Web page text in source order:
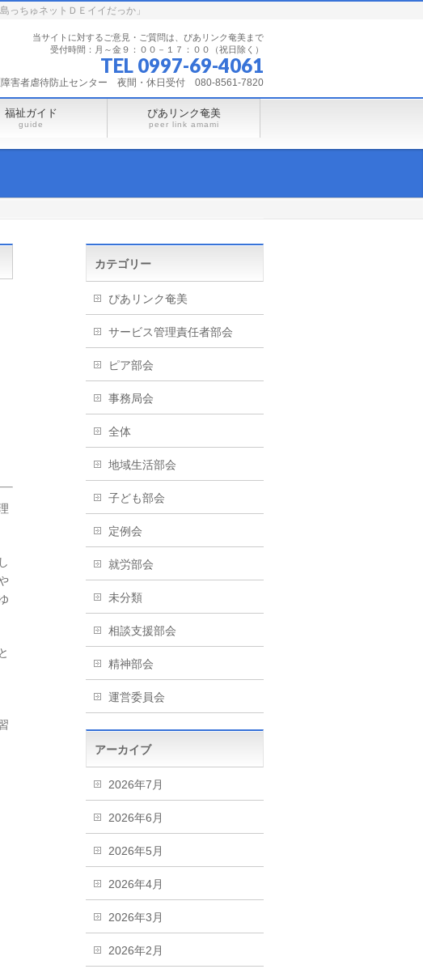
っちゅネットＤＥイイだっか」
当サイトに対するご意見・ご質問は、ぴあリンク奄美まで
受付時間：月～金９：００－１７：００（祝日除く）
TEL 0997-69-4061
障害者虐待防止センター 夜間・休日受付 080-8561-7820
福祉ガイド
guide
ぴあリンク奄美
peer link amami
カテゴリー
ぴあリンク奄美
サービス管理責任者部会
ピア部会
事務局会
全体
地域生活部会
子ども部会
定例会
就労部会
未分類
相談支援部会
精神部会
運営委員会
アーカイブ
2026年7月
2026年6月
2026年5月
2026年4月
2026年3月
2026年2月